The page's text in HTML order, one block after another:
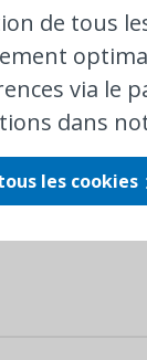
de la SNCB
le numéro
de la
de tous
via le
dans
les cookies